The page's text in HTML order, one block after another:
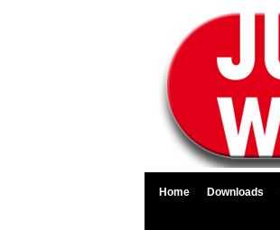
Home Downloads